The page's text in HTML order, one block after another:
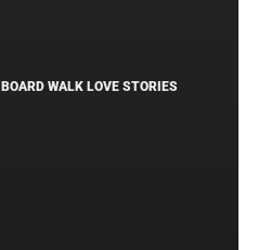
BOARD WALK LOVE STORIES